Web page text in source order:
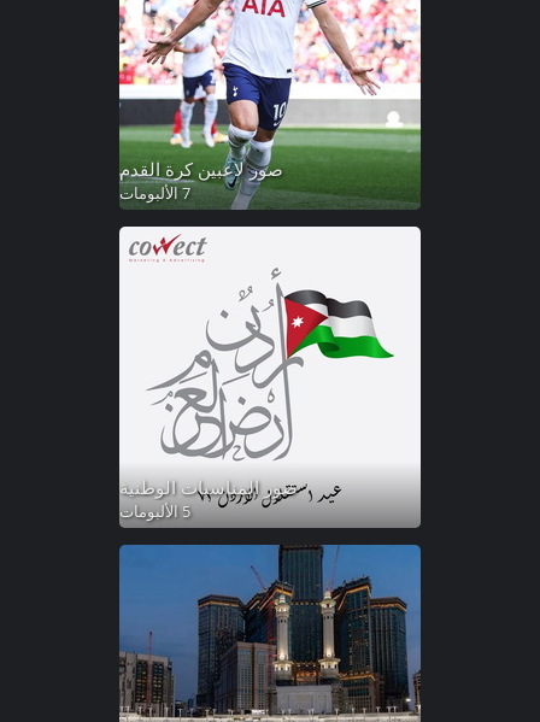
صور لاعبين كرة القدم
7 الألبومات
صور المناسبات الوطنية
5 الألبومات